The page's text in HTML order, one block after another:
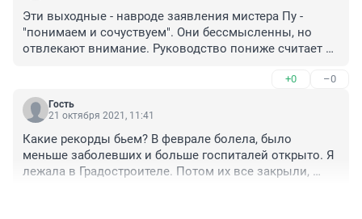
Эти выходные - навроде заявления мистера Пу -
"понимаем и сочуствуем". Они бессмысленны, но
отвлекают внимание. Руководство пониже считает
мистеру Пу, что оно что-то делает. Иначе получится,
что оно ничего не делает, а мистер Пу откровенно
ничегонеделающих уволит.
самоизоляция и, возможно, маски (правильные и
правильноносимые). Ничего больше не придумано.
Но наши дурачки только сейчас узнают (хотя об этом
+0 –0
Гость
21 октября 2021, 11:41
Какие рекорды бьем? В феврале болела, было
меньше заболевших и больше госпиталей открыто. Я
лежала в Градостроителе. Потом их все закрыли,